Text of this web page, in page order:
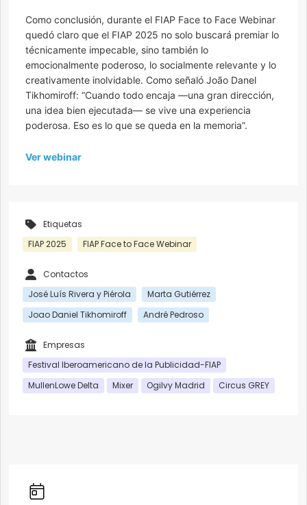
Como conclusión, durante el FIAP Face to Face Webinar
quedó claro que el FIAP 2025 no solo buscará premiar lo
técnicamente impecable, sino también lo
emocionalmente poderoso, lo socialmente relevante y lo
creativamente inolvidable. Como señaló João Danel
Tikhomiroff: “Cuando todo encaja —una gran dirección,
una idea bien ejecutada— se vive una experiencia
poderosa. Eso es lo que se queda en la memoria”.
Ver webinar
Etiquetas
FIAP 2025
FIAP Face to Face Webinar
Contactos
José Luís Rivera y Piérola
Marta Gutiérrez
Joao Daniel Tikhomiroff
André Pedroso
Empresas
Festival Iberoamericano de la Publicidad-FIAP
MullenLowe Delta
Mixer Ogilvy Madrid Circus GREY